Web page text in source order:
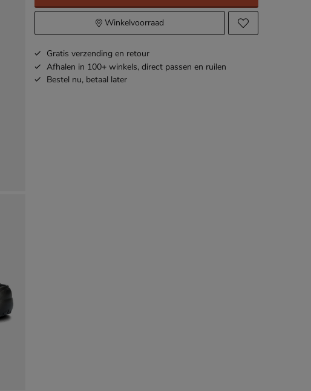
Winkelvoorraad
Gratis verzending en retour
Afhalen in 100+ winkels, direct passen en ruilen
Bestel nu, betaal later